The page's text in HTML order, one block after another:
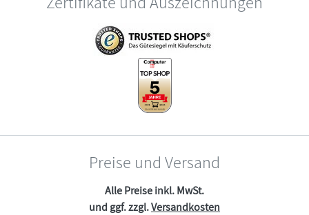
Preise und Versand
Alle Preise inkl. MwSt.
und ggf. zzgl.Versandkosten